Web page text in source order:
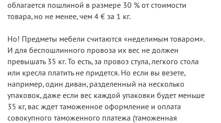
облагается пошлиной в размере 30 % от стоимости
товара, но не менее, чем 4 € за 1 кг.
Но! Предметы мебели считаются «неделимым товаром».
И для беспошлинного провоза их вес не должен
превышать 35 кг. То есть, за провоз стула, легкого стола
или кресла платить не придется. Но если вы везете,
например, один диван, разделенный на несколько
упаковок, даже если вес каждой упаковки будет меньше
35 кг, вас ждет таможенное оформление и оплата
совокупного таможенного платежа (таможенная